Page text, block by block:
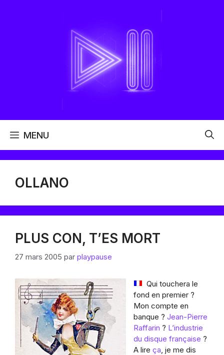
MENU
OLLANO
PLUS CON, T’ES MORT
27 mars 2005 par playpause
Qui touchera le
fond en premier ?
Mon compte en
banque ? Jean-Pierre
Raffarin ? L’industrie
du disque française ?
A lire ça , je me dis